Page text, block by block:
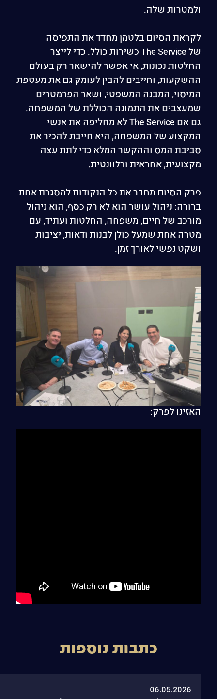
ולמטרות שלה.
לקראת הסיום בלטמן מחדד את התפיסה
של The Service כשירות כולל. כדי לייצר
החלטות נכונות, אי אפשר להישאר רק בעולם
ההשקעות, וחייבים להבין לעומק גם את מעטפת
המיסוי, המבנה המשפטי, ושאר הפרמטרים
שמעצבים את התמונה הכוללת של המשפחה.
גם אם The Service לא מחליפה את אנשי
המקצוע של המשפחה, היא חייבת להכיר את
סביבת המס וההקשר המלא כדי לתת עצה
מקצועית, אחראית ורלוונטית.
פרק הסיום מחבר את כל הנקודות למסגרת אחת
ברורה: ניהול עושר הוא לא רק כסף, הוא ניהול
מורכב של חיים, משפחה, החלטות ועתיד, עם
מטרה אחת שמעל כולן לבנות ודאות, יציבות
ושקט נפשי לאורך זמן.
האזינו לפרק:
כתבות נוספות
06.05.2026